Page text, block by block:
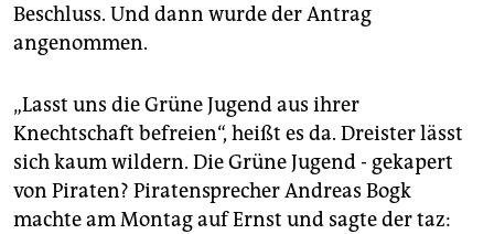
Beschluss. Und dann wurde der Antrag
angenommen.
„Lasst uns die Grüne Jugend aus ihrer
Knechtschaft befreien“, heißt es da. Dreister lässt
sich kaum wildern. Die Grüne Jugend - gekapert
von Piraten? Piratensprecher Andreas Bogk
machte am Montag auf Ernst und sagte der taz: